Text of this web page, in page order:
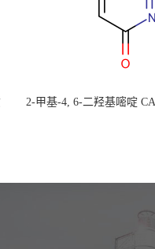
2-甲基-4, 6-二羟基嘧啶